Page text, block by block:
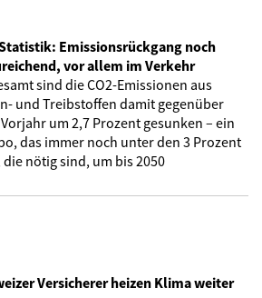
Statistik: Emissionsrückgang noch
vor allem im Verkehr
sind die CO2-Emissionen aus
und Treibstoffen damit gegenüber
um 2,7 Prozent gesunken – ein
das immer noch unter den 3 Prozent
die nötig sind, um bis 2050
Versicherer heizen Klima weiter